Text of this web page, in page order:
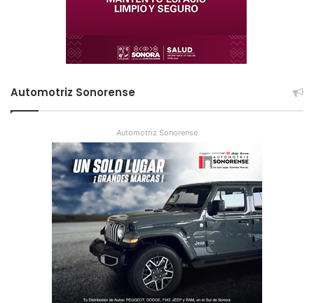
Automotriz Sonorense
Automotriz Sonorense